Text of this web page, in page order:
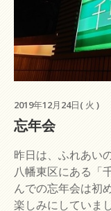
2019年12月24日( 火 )
忘年会
昨日は、ふれあい
八幡東区にある「
んでの忘年会は初
楽しみにしていま